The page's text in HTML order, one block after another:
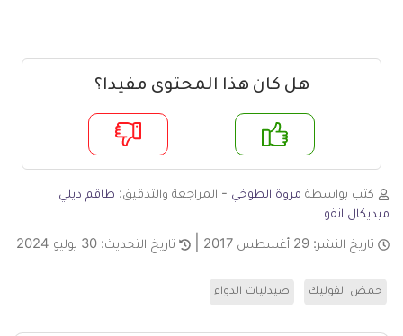
هل كان هذا المحتوى مفيدا؟
لا
كتب بواسطة مروة الطوخي - المراجعة والتدقيق: طاقم ديلي
ميديكال انفو
تاريخ النشر: 29 أغسطس 2017 تاريخ التحديث: 30 يوليو 2024
حمض الفوليك صيدليات الدواء